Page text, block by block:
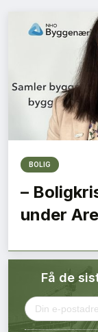
Eiendom
Tips redaksjonen
Annonsering
Abonnement
Kontakt oss
BOLIG
–
under
Få de